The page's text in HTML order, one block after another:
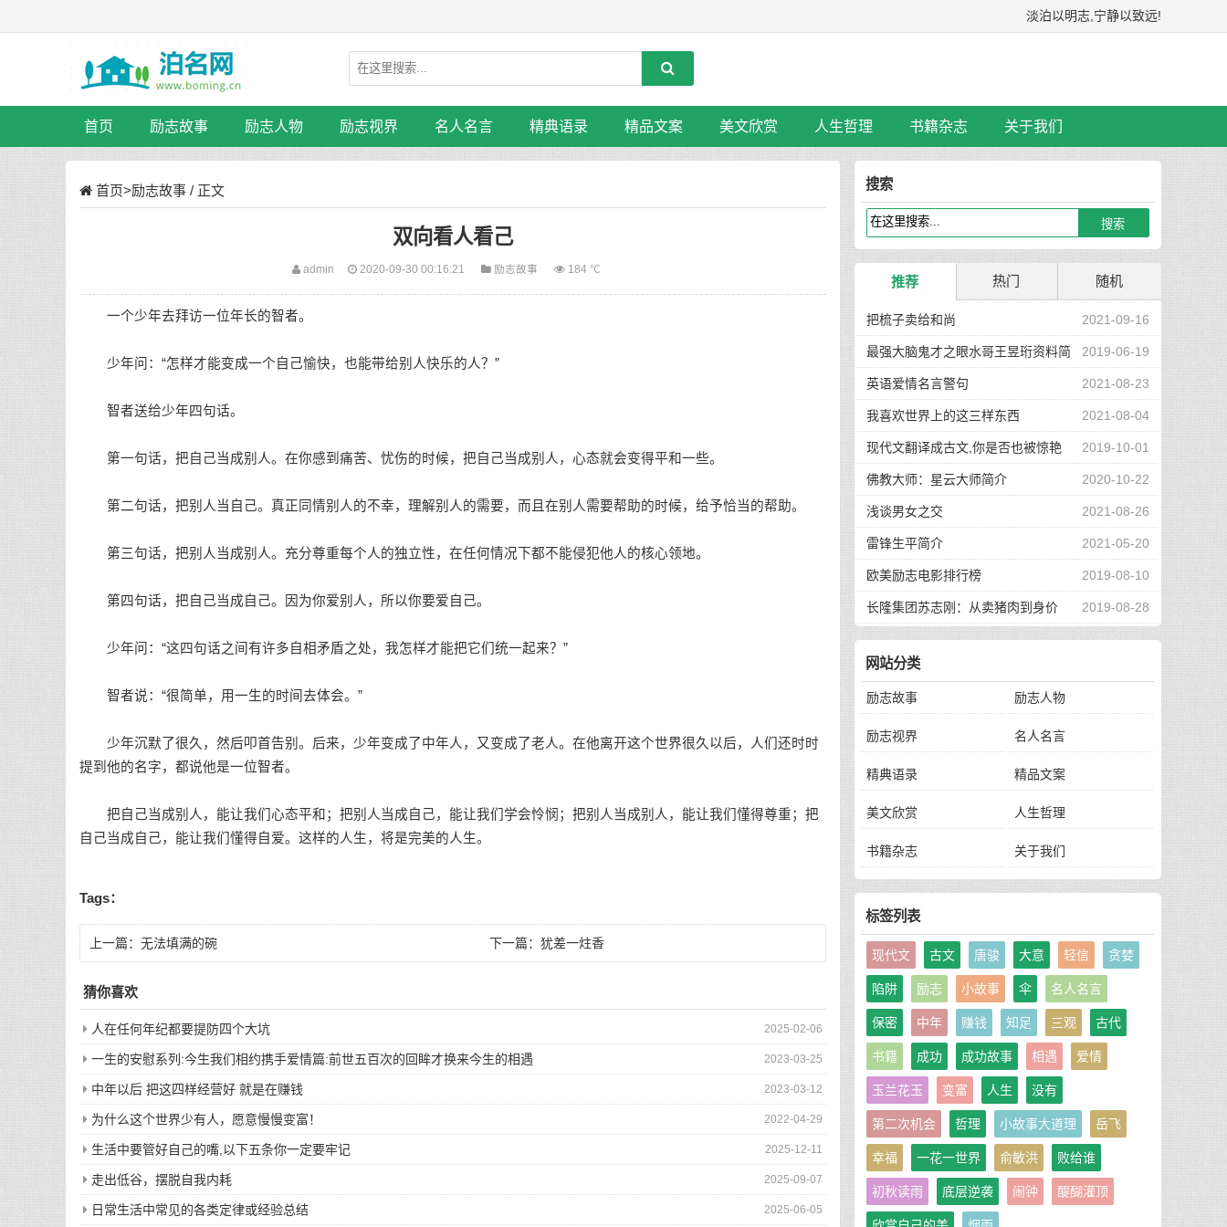
淡泊以明志,宁静以致远!
首页 励志故事 励志人物 励志视界 名人名言 精典语录 精品文案 美文欣赏 人生哲理 书籍杂志 关于我们
首页>励志故事 / 正文
双向看人看己
admin 2020-09-30 00:16:21 励志故事 184 ℃
一个少年去拜访一位年长的智者。
少年问：“怎样才能变成一个自己愉快，也能带给别人快乐的人？”
智者送给少年四句话。
第一句话，把自己当成别人。在你感到痛苦、忧伤的时候，把自己当成别人，心态就会变得平和一些。
第二句话，把别人当自己。真正同情别人的不幸，理解别人的需要，而且在别人需要帮助的时候，给予恰当的帮助。
第三句话，把别人当成别人。充分尊重每个人的独立性，在任何情况下都不能侵犯他人的核心领地。
第四句话，把自己当成自己。因为你爱别人，所以你要爱自己。
少年问：“这四句话之间有许多自相矛盾之处，我怎样才能把它们统一起来？”
智者说：“很简单，用一生的时间去体会。”
少年沉默了很久，然后叩首告别。后来，少年变成了中年人，又变成了老人。在他离开这个世界很久以后，人们还时时
提到他的名字，都说他是一位智者。
把自己当成别人，能让我们心态平和；把别人当成自己，能让我们学会怜悯；把别人当成别人，能让我们懂得尊重；把
自己当成自己，能让我们懂得自爱。这样的人生，将是完美的人生。
Tags：
上一篇： 无法填满的碗 下一篇：犹差一炷香
猜你喜欢
2025-02-06
人在任何年纪都要提防四个大坑
2023-03-25
一生的安慰系列:今生我们相约携手爱情篇:前世五百次的回眸才换来今生的相遇
2023-03-12
中年以后 把这四样经营好 就是在赚钱
2022-04-29
为什么这个世界少有人，愿意慢慢变富！
2025-12-11
生活中要管好自己的嘴,以下五条你一定要牢记
2025-09-07
走出低谷，摆脱自我内耗
2025-06-05
日常生活中常见的各类定律或经验总结
搜索
推荐 热门 随机
2021-09-16
把梳子卖给和尚
2019-06-19
最强大脑鬼才之眼水哥王昱珩资料简
介 2021-08-23
英语爱情名言警句
2021-08-04
我喜欢世界上的这三样东西
2019-10-01
现代文翻译成古文,你是否也被惊艳
到了 2020-10-22
佛教大师：星云大师简介
2021-08-26
浅谈男女之交
2021-05-20
雷锋生平简介
2019-08-10
欧美励志电影排行榜
2019-08-28
长隆集团苏志刚：从卖猪肉到身价
130亿，他的秘诀是？
网站分类
励志故事 励志人物
励志视界 名人名言
精典语录 精品文案
美文欣赏 人生哲理
书籍杂志 关于我们
标签列表
现代文 古文 唐骏 大意 轻信 贪婪
陷阱 励志 小故事 伞 名人名言
保密 中年 赚钱 知足 三观 古代
书籍 成功 成功故事 相遇 爱情
玉兰花玉 变富 人生 没有
第二次机会 哲理 小故事大道理 岳飞
幸福 一花一世界 俞敏洪 败给谁
初秋读雨 底层逆袭 闹钟 醍醐灌顶